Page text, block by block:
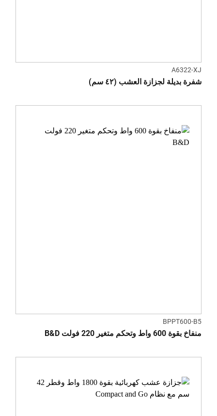
A6322-XJ
شفرة بديلة لجزازة العشب (٤٢ سم)
BPPT600-B5
منفاخ بقوة 600 واط وتحكم متغير 220 فولت B&D